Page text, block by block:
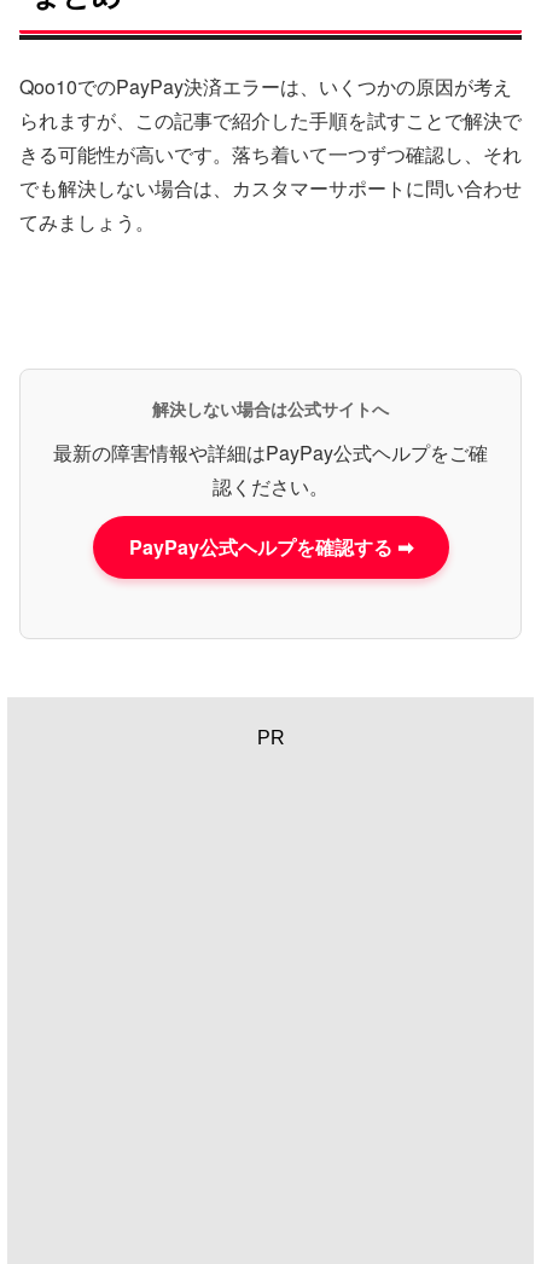
Qoo10でのPayPay決済エラーは、いくつかの原因が考え
られますが、この記事で紹介した手順を試すことで解決で
きる可能性が高いです。落ち着いて一つずつ確認し、それ
でも解決しない場合は、カスタマーサポートに問い合わせ
てみましょう。
解決しない場合は公式サイトへ
最新の障害情報や詳細はPayPay公式ヘルプをご確
認ください。
PayPay公式ヘルプを確認する ➡
PR